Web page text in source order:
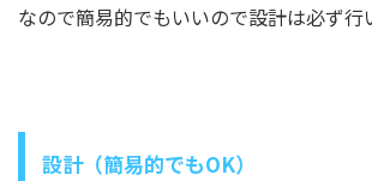
なので簡易的でもいいので設計は必ず行
設計（簡易的でもOK）